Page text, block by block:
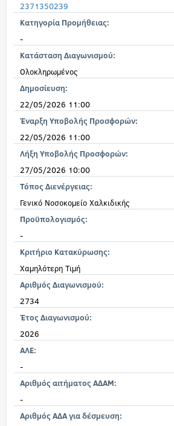
2371350239
Κατηγορία Προμήθειας:
-
Κατάσταση Διαγωνισμού:
Ολοκληρωμένος
Δημοσίευση:
22/05/2026 11:00
Έναρξη Υποβολής Προσφορών:
22/05/2026 11:00
Λήξη Υποβολής Προσφορών:
27/05/2026 10:00
Τόπος Διενέργειας:
Γενικό Νοσοκομείο Χαλκιδικής
Προϋπολογισμός:
-
Κριτήριο Κατακύρωσης:
Χαμηλότερη Τιμή
Αριθμός Διαγωνισμού:
2734
Έτος Διαγωνισμού:
2026
ΑΛΕ:
-
Αριθμός αιτήματος ΑΔΑΜ:
-
Αριθμός ΑΔΑ για δέσμευση: